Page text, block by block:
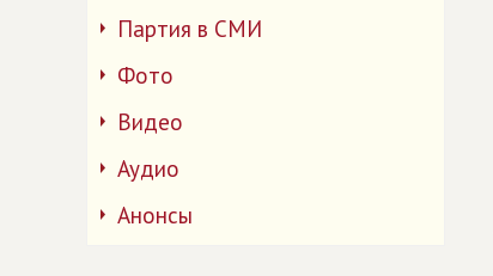
Партия в СМИ
Фото
Видео
Аудио
Анонсы